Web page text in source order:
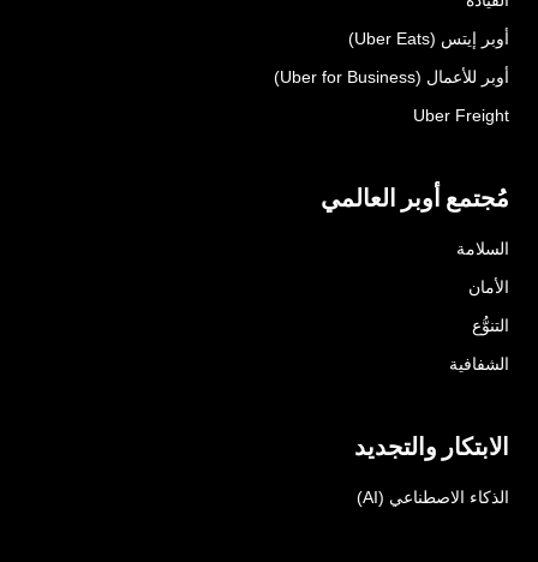
أوبر إيتس (Uber Eats)
أوبر للأعمال (Uber for Business)
Uber Freight
مُجتمع أوبر العالمي
السلامة
الأمان
التنوُّع
الشفافية
الابتكار والتجديد
الذكاء الاصطناعي (AI)